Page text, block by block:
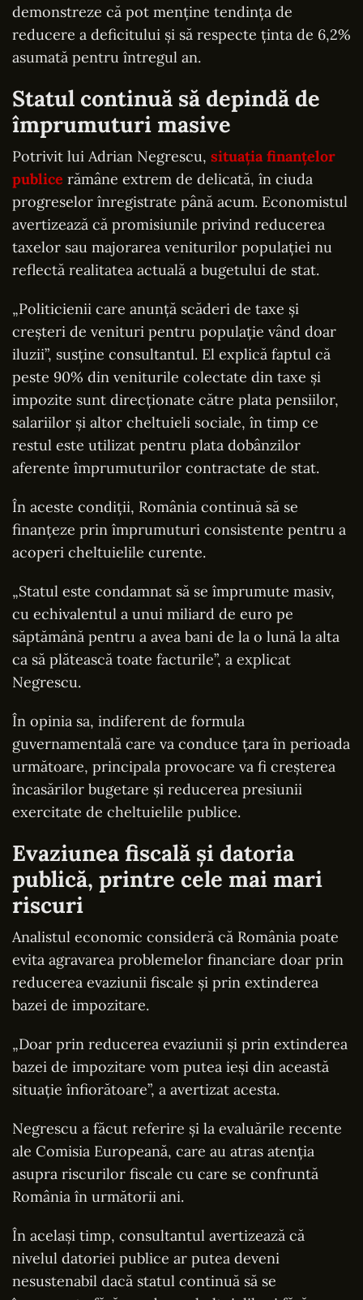
demonstreze că pot menține tendința de
reducere a deficitului și să respecte ținta de 6,2%
asumată pentru întregul an.
Statul continuă să depindă de
împrumuturi masive
Potrivit lui Adrian Negrescu, situația finanțelor
publice rămâne extrem de delicată, în ciuda
progreselor înregistrate până acum. Economistul
avertizează că promisiunile privind reducerea
taxelor sau majorarea veniturilor populației nu
reflectă realitatea actuală a bugetului de stat.
„Politicienii care anunță scăderi de taxe și
creșteri de venituri pentru populație vând doar
iluzii”, susține consultantul. El explică faptul că
peste 90% din veniturile colectate din taxe și
impozite sunt direcționate către plata pensiilor,
salariilor și altor cheltuieli sociale, în timp ce
restul este utilizat pentru plata dobânzilor
aferente împrumuturilor contractate de stat.
În aceste condiții, România continuă să se
finanțeze prin împrumuturi consistente pentru a
acoperi cheltuielile curente.
„Statul este condamnat să se împrumute masiv,
cu echivalentul a unui miliard de euro pe
săptămână pentru a avea bani de la o lună la alta
ca să plătească toate facturile”, a explicat
Negrescu.
În opinia sa, indiferent de formula
guvernamentală care va conduce țara în perioada
următoare, principala provocare va fi creșterea
încasărilor bugetare și reducerea presiunii
exercitate de cheltuielile publice.
Evaziunea fiscală și datoria
publică, printre cele mai mari
riscuri
Analistul economic consideră că România poate
evita agravarea problemelor financiare doar prin
reducerea evaziunii fiscale și prin extinderea
bazei de impozitare.
„Doar prin reducerea evaziunii și prin extinderea
bazei de impozitare vom putea ieși din această
situație înfiorătoare”, a avertizat acesta.
Negrescu a făcut referire și la evaluările recente
ale Comisia Europeană, care au atras atenția
asupra riscurilor fiscale cu care se confruntă
România în următorii ani.
În același timp, consultantul avertizează că
nivelul datoriei publice ar putea deveni
nesustenabil dacă statul continuă să se